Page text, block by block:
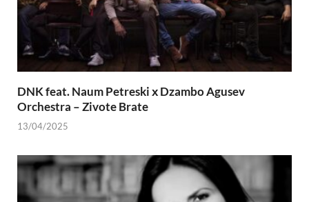
DNK feat. Naum Petreski х Dzambo Agusev
Orchestra – Zivote Brate
13/04/2025